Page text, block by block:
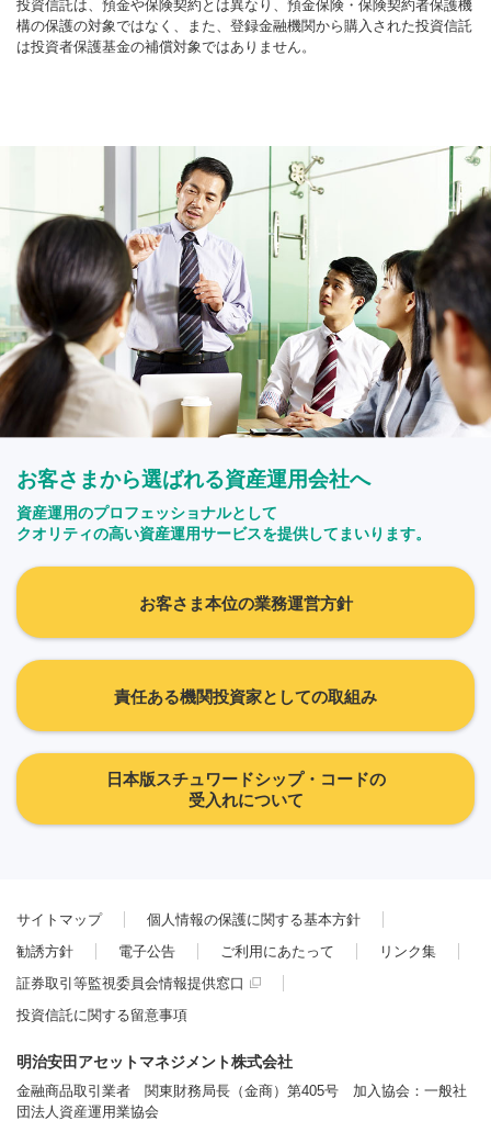
投資信託は、預金や保険契約とは異なり、預金保険・保険契約者保護機
構の保護の対象ではなく、また、登録金融機関から購入された投資信託
は投資者保護基金の補償対象ではありません。
お客さまから選ばれる資産運用会社へ
資産運用のプロフェッショナルとして
クオリティの高い資産運用サービスを提供してまいります。
お客さま本位の業務運営方針
責任ある機関投資家としての取組み
日本版スチュワードシップ・コードの
受入れについて
サイトマップ
個人情報の保護に関する基本方針
勧誘方針
電子公告 ご利用にあたって
リンク集
証券取引等監視委員会情報提供窓口
投資信託に関する留意事項
明治安田アセットマネジメント株式会社
金融商品取引業者 関東財務局長（金商）第405号 加入協会：一般社
団法人資産運用業協会